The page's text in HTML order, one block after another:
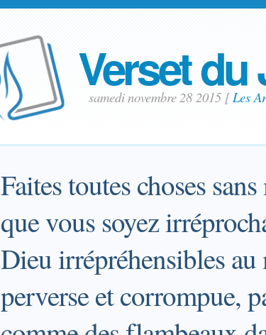
Verset du
samedi novembre 28 2015 [Les
Faites toutes choses
que vous soyez
Dieu irrépréhensibles
perverse et corrompue,